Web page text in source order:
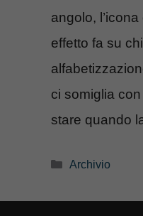
angolo,
effetto fa su
ci somiglia
stare quando
Categorie
Archivio